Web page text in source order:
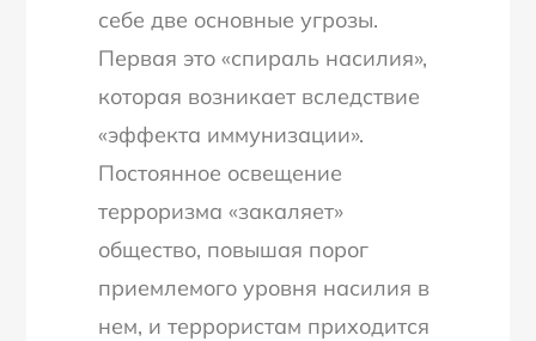
себе две основные угрозы.
Первая это «спираль насилия»,
которая возникает вследствие
«эффекта иммунизации».
Постоянное освещение
терроризма «закаляет»
общество, повышая порог
приемлемого уровня насилия в
нем, и террористам приходится